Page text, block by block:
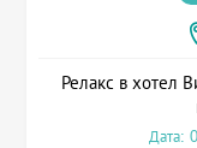
Релакс в хотел
Дата: